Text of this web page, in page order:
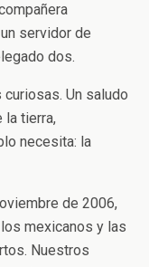
servidor de
dos.
Un saludo
la tierra,
necesita: la
de 2006,
mexicanos y las
Nuestros